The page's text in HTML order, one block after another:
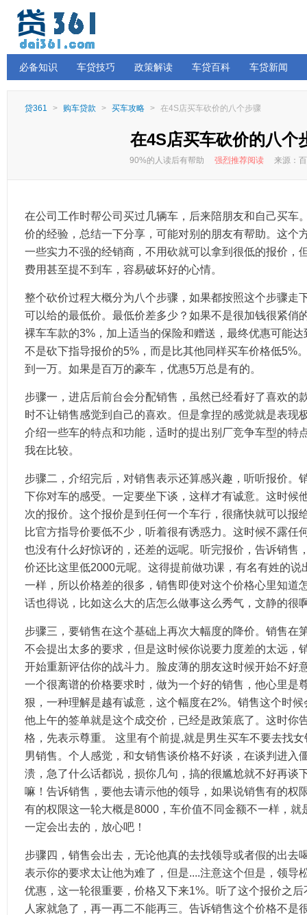
必备知识 车贷技巧 政策解读 车贷百科 车贷新闻
贷361 > 购车贷款 > 买车攻略 > 在4S店买车砍价的八个步骤
在4S店买车砍价的八个
90%的人读后有帮助 强烈推荐阅读来源：百
在公司工作时帮公司买过几辆车，后来陪朋友和自己买车
价的经验，总结一下分享，可能对别的朋友有帮助。这个
一些实力不强的经销商，不用砍就可以拿到很低的报价，
费用甚至提不到车，容易破坏好的心情。
整个砍价过程大概分为八个步骤，如果都按照这个步骤走
可以给的最低价。最低价差多少？如果不是很加钱很紧俏
裸车车款的3%，加上适当的保险和赠送，最终优惠可能
不是砍下指导报价的5%，而是比其他同样买车价格低5%
到一万。如果是百万的豪车，优惠5万总是有的。
步骤一，进店后前台会分配销售，虽然已经看好了喜欢的
时不让销售感觉到自己的喜欢。但是拿捏的感觉就是表现
介绍一些车的特点和功能，适时的提出别厂竞争车型的特
我在比较。
步骤二，介绍完后，对销售表示还算感兴趣，听听报价。
下你对车的感受。一定要坐下谈，这样才有诚意。这时候
次的报价。这个报价是到任何一个车行，很痛快就可以报
比官方指导价要低不少，听着很有诱惑力。这时候不露任
也没有什么好惊讶的，还差的远呢。听完报价，告诉销售
价还比这里低2000元呢。这得提前做功课，有名有姓的说
一样，所以价格差的很多，销售即使对这个价格心里知道
话也得说，比如这么大的店怎么做事这么秀气，文静的很
步骤三，要销售在这个基础上再次大幅度的降价。销售在
不会提出太多的要求，但是这时候你说要力度差的太远，
开始重新评估你的战斗力。脸皮薄的朋友这时候开始不好
一个很离谱的价格要求时，做为一个好的销售，他心里是
狠，一种理解是越有诚意，这个幅度在2%。销售这个时
他上午的签单就是这个成交价，已经是政策底了。这时你
格，先表示尊重。 这里有个前提,就是男生买车不要去找
男销售。个人感觉，和女销售谈价格不好谈，在谈判进入
溃，急了什么话都说，损你几句，搞的很尴尬就不好再谈
嘛！告诉销售，要他去请示他的领导，如果说销售有的权
有的权限这一轮大概是8000，车价值不同金额不一样，就
一定会出去的，放心吧！
步骤四，销售会出去，无论他真的去找领导或者假的出去
表示你的要求太让他为难了，但是....注意这个但是，领导
优惠，这一轮很重要，价格又下来1%。听了这个报价之
人家就急了，再一再二不能再三。告诉销售这个价格不是